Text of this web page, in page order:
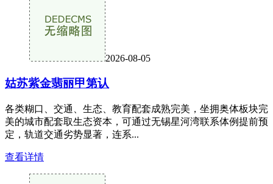
2026-08-05
姑苏紫金翡丽甲第认
各类糊口、交通、生态、教育配套成熟完美，坐拥奥体板块完
美的城市配套取生态资本，可通过无锡星河湾联系体例提前预
定，轨道交通劣势显著，连系...
查看详情